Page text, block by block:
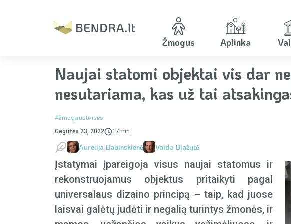
Žmogus Aplinka
Naujai statomi objektai vis dar
nesutariama, kas už tai
#žmogausteisės
Gegužės 23, 2022 17min
Aurelija Babinskienė Vaida Blažytė
Įstatymai įpareigoja visus naujai statomus ir
rekonstruojamus objektus pritaikyti pagal
universalaus dizaino principą – taip, kad juose
laisvai galėtų judėti ir negalią turintys žmonės, ir